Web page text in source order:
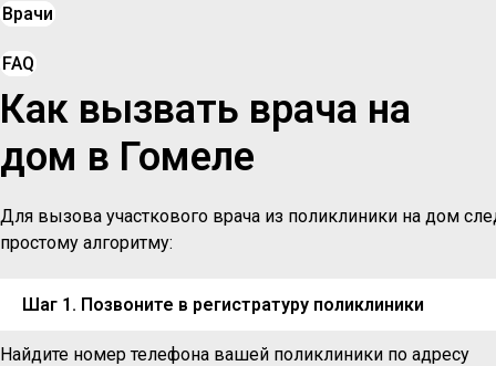
Врачи
FAQ
Как вызвать врача на
дом в Гомеле
Для вызова участкового врача из поликлиники на дом
простому алгоритму:
Шаг 1. Позвоните в регистратуру поликлиники
Найдите номер телефона вашей поликлиники по адресу